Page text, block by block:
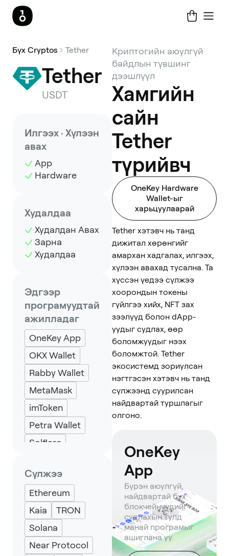
Бүх Cryptos Tether
Tether
USDT
Илгээх · Хүлээн
авах
App
Hardware
Худалдаа
Худалдан Авах
Зарна
Худалдаа
Эдгээр
програмуудтай
ажилладаг
OneKey App
OKX Wallet
Rabby Wallet
MetaMask
imToken
Petra Wallet
Solflare
Keplr
Eternl
Сүлжээ
Ethereum
Kaia
TRON
Solana
Near Protocol
Криптогийн аюулгүй
байдлын түвшинг
дээшлүүл
Хамгийн
сайн
Tether
түрийвч
OneKey Hardware
Wallet-ыг
харьцуулаарай
Tether хэтэвч нь танд
дижитал хөрөнгийг
амархан хадгалах, илгээх,
хүлээн авахад тусална. Та
хүссэн үедээ сүлжээ
хоорондын токены
гүйлгээ хийх, NFT зах
зээлүүд болон dApp-
уудыг судлах, өөр
боломжуудыг нээх
боломжтой. Tether
экосистемд зориулсан
нэгтгэсэн хэтэвч нь танд
сүлжээнд суурилсан
найдвартай туршлагыг
олгоно.
OneKey
App
Бүрэн аюулгүй,
найдвартай бүх
блокчейнүүдийг
судлахын тулд
манай програмыг
ашиглана уу.